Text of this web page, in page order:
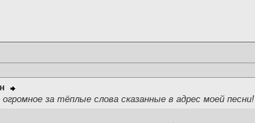
за тёплые слова сказанные в адрес моей песни!